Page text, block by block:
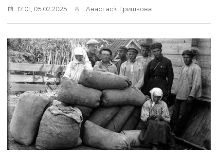
17:01, 05.02.2025 Анастасія Гришкова